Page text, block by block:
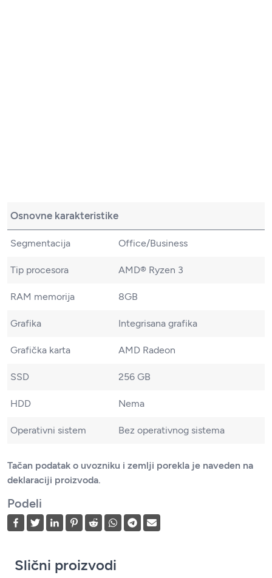
Osnovne karakteristike
Segmentacija Office/Business
Tip procesora AMD® Ryzen 3
RAM memorija 8GB
Grafika Integrisana grafika
Grafička karta AMD Radeon
SSD 256 GB
HDD Nema
Operativni sistem Bez operativnog sistema
Tačan podatak o uvozniku i zemlji porekla je naveden na
deklaraciji proizvoda.
Podeli
Slični proizvodi